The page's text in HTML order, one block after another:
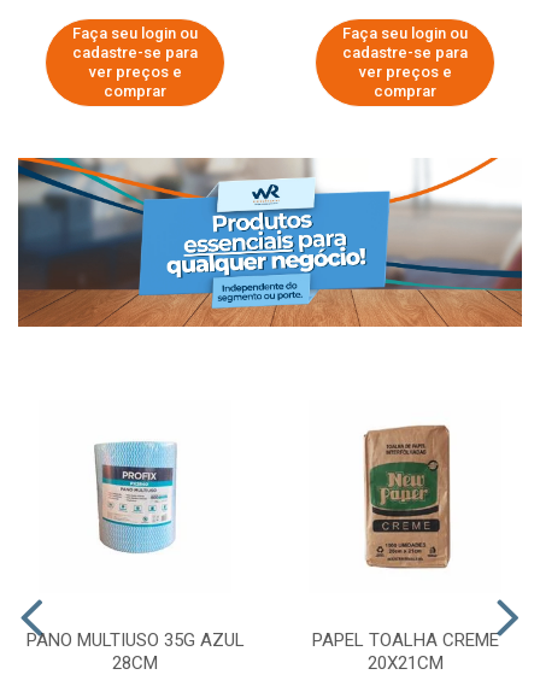
Faça seu login ou
cadastre-se para
ver preços e
comprar
Faça seu login ou
cadastre-se para
ver preços e
comprar
PANO MULTIUSO 35G AZUL
28CM
PAPEL TOALHA CREME
20X21CM